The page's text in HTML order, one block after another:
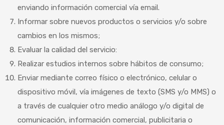
enviando información comercial vía email.
Informar sobre nuevos productos o servicios y/o sobre
cambios en los mismos;
Evaluar la calidad del servicio:
Realizar estudios internos sobre hábitos de consumo;
Enviar mediante correo físico o electrónico, celular o
dispositivo móvil, vía imágenes de texto (SMS y/o MMS) o
a través de cualquier otro medio análogo y/o digital de
comunicación, información comercial, publicitaria o